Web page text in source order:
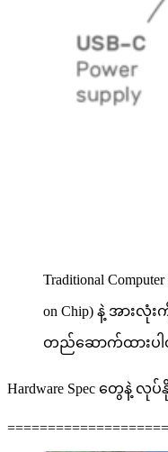
Traditional
on Chip) နဲ့ အား
တည်ဆောက်ထားပ
Hardware Spec တွေနဲ့ လု